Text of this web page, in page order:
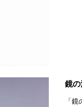
鏡
「